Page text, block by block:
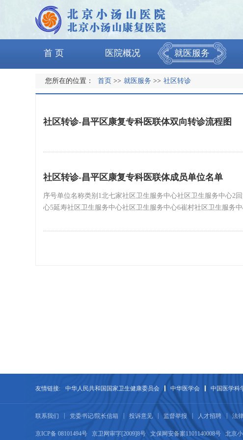
首 页 医院概况 就医服务
您所在的位置： 首页 >> 就医服务 >> 社区转诊
社区转诊-昌平区康复专科医联体双向转诊流程图
社区转诊-昌平区康复专科医联体成员单位名单
序号单位名称类别1北七家社区卫生服务中心社区卫生服务中心2
心5延寿社区卫生服务中心社区卫生服务中心6崔村社区卫生服务
友情链接: 中华人民共和国国家卫生健康委员会 中华医学会 中国医学科
联系我们 党委书记/院长信箱 投诉意见 监督举报 人才招聘 法
京ICP备 08101494号 京卫网审字[2009]8号 文保网安备案1101140008号 北京